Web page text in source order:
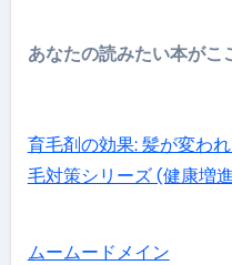
あなたの読みたい本がこ
育毛剤の効果: 髪が変わ
毛対策シリーズ (健康増
ムームードメイン